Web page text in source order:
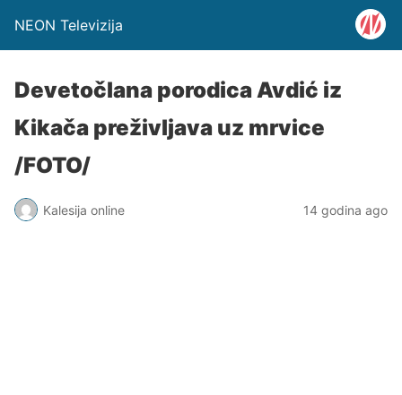
NEON Televizija
Devetočlana porodica Avdić iz
Kikača preživljava uz mrvice
/FOTO/
Kalesija online 14 godina ago